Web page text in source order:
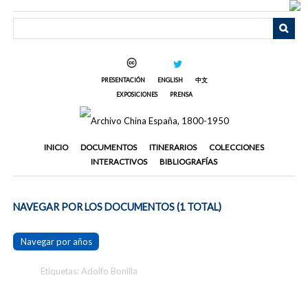
PRESENTACIÓN ENGLISH
中文
EXPOSICIONES
PRENSA
INICIO DOCUMENTOS ITINERARIOS
COLECCIONES
INTERACTIVOS
BIBLIOGRAFÍAS
NAVEGAR POR LOS DOCUMENTOS (1 TOTAL)
Navegar por años
Etiquetas: Adolfo Bonilla